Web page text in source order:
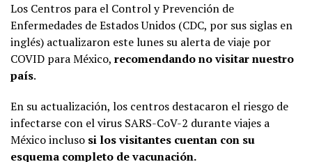
Los Centros para el Control y Prevención de
Enfermedades de Estados Unidos (CDC, por sus siglas en
inglés) actualizaron este lunes su alerta de viaje por
COVID para México, recomendando no visitar nuestro
país.
En su actualización, los centros destacaron el riesgo de
infectarse con el virus SARS-CoV-2 durante viajes a
México incluso si los visitantes cuentan con su
esquema completo de vacunación.